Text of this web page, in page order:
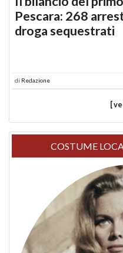
Pescara: 268
droga sequestrati
di Redazione
[
COSTUME